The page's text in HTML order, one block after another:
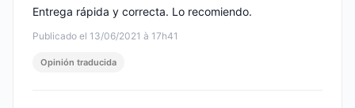
Publicado el 13/06/2021 à 17h41
Entrega rápida y correcta. Lo recomiendo.
Opinión traducida